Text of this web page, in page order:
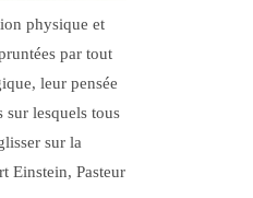
physique et
par tout
leur pensée
sur lesquels tous
sur la
Einstein, Pasteur